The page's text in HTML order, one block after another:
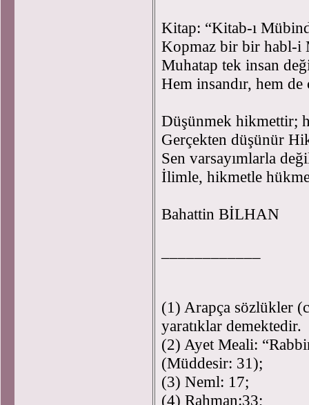
Kitap: “Kitab-ı
Kopmaz bir bir habl-i
Muhatap tek insan
Hem insandır, hem
Düşünmek hikmettir;
Gerçekten düşünür
Sen varsayımlarla
İlimle, hikmetle
Bahattin BİLHAN
(1) Arapça sözlükler
yaratıklar demektedir.
(2) Ayet Meali:
(Müddesir: 31);
(3) Neml: 17;
(4) Rahman:33;